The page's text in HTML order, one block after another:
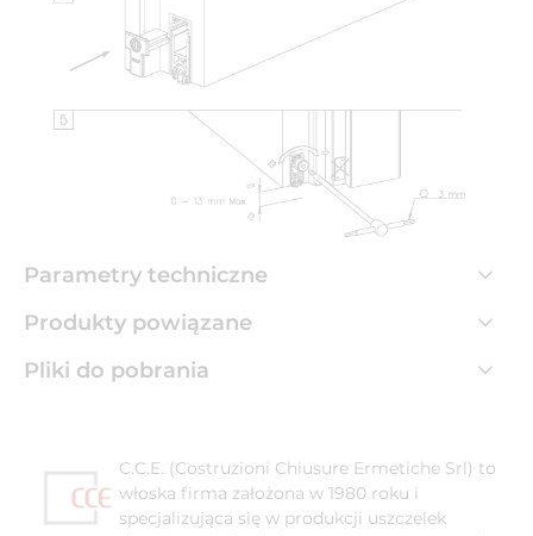
Parametry techniczne
Produkty powiązane
Pliki do pobrania
C.C.E. (Costruzioni Chiusure Ermetiche Srl) to
włoska firma założona w 1980 roku i
specjalizująca się w produkcji uszczelek